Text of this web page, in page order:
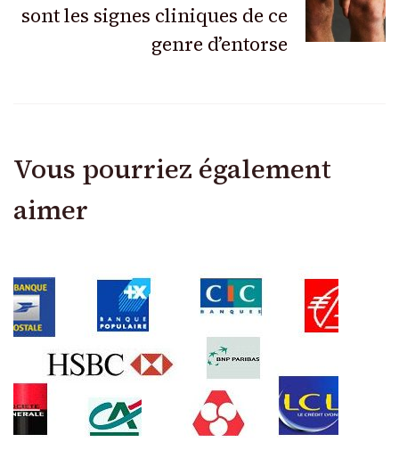
sont les signes cliniques de ce
genre d’entorse
Vous pourriez également
aimer